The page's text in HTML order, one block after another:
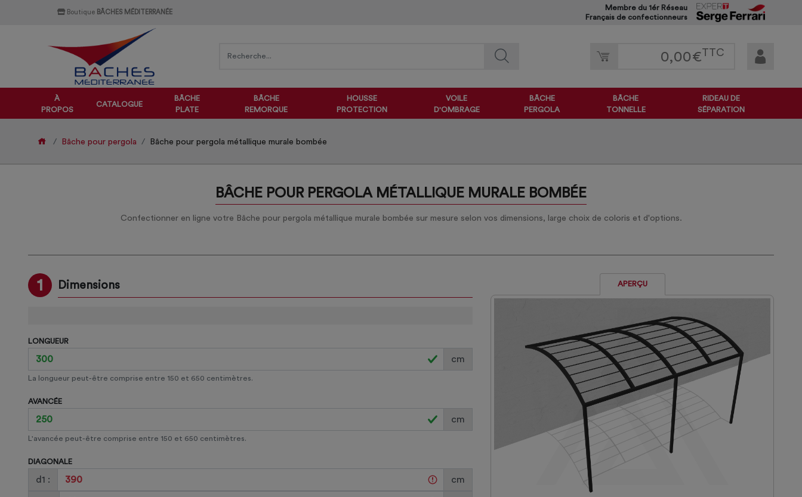
Boutique BÂCHES MÉDITERRANÉE
Membre du 1ér Réseau
Français de confectionneurs
0,00€TTC
À
PROPOS
CATALOGUE
BÂCHE
PLATE
BÂCHE
REMORQUE
HOUSSE
PROTECTION
VOILE
D'OMBRAGE
BÂCHE
PERGOLA
BÂCHE
TONNELLE
RIDEAU DE
SÉPARATION
Bâche pour pergola Bâche pour pergola métallique murale bombée
BÂCHE POUR PERGOLA MÉTALLIQUE MURALE BOMBÉE
Confectionner en ligne votre Bâche pour pergola métallique murale bombée sur mesure selon vos dimensions, large choix de coloris et d'options.
1 Dimensions
LONGUEUR
cm
La longueur peut-être comprise entre 150 et 650 centimètres.
AVANCÉE
cm
L'avancée peut-être comprise entre 150 et 650 centimètres.
DIAGONALE
d1 : cm
APERÇU